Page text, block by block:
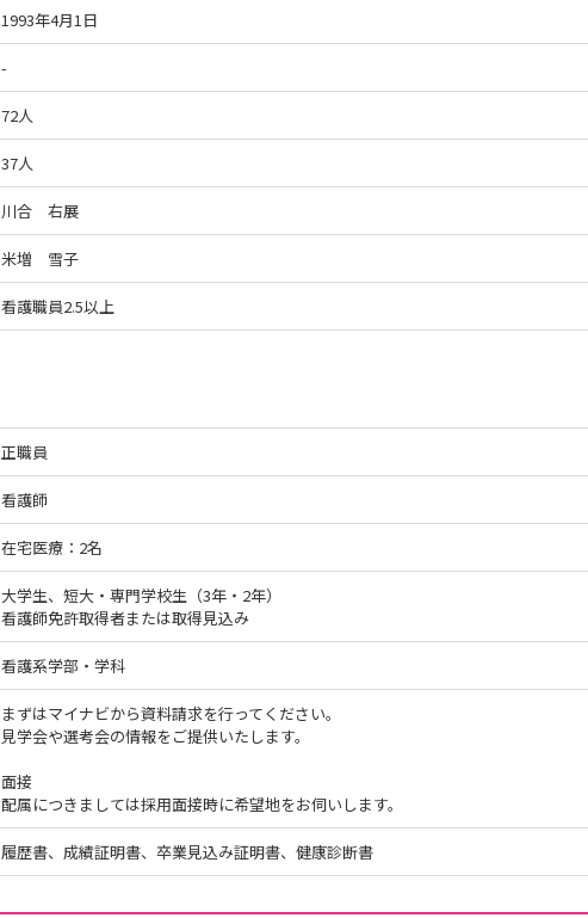
1993年4月1日
-
72人
37人
川合 右展
米増 雪子
看護職員2.5以上
正職員
看護師
在宅医療：2名
大学生、短大・専門学校生（3年・2年）
看護師免許取得者または取得見込み
看護系学部・学科
まずはマイナビから資料請求を行ってください。
見学会や選考会の情報をご提供いたします。
面接
配属につきましては採用面接時に希望地をお伺いします。
履歴書、成績証明書、卒業見込み証明書、健康診断書